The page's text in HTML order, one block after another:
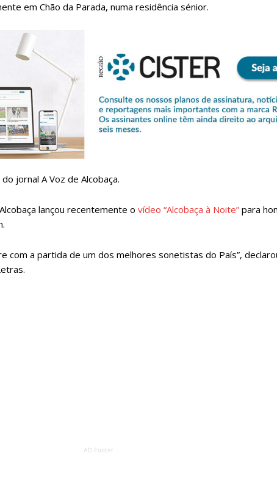
Planos de
Faça-se assinante do Região de Cister e ajude-nos a
32€
em Chão da Parada, numa residência sénior.
jornal A Voz de Alcobaça.
lançou recentemente o vídeo “Alcobaça à Noite” para
com a partida de um dos melhores sonetistas do País”,
AD Footer